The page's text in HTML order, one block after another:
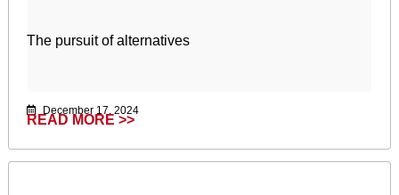
The pursuit of alternatives
December 17, 2024
READ MORE >>